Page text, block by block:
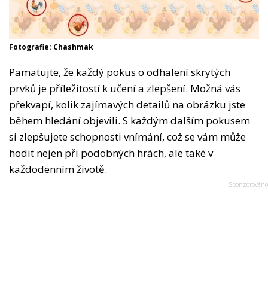
Fotografie: Chashmak
Pamatujte, že každý pokus o odhalení skrytých
prvků je příležitostí k učení a zlepšení. Možná vás
překvapí, kolik zajímavých detailů na obrázku jste
během hledání objevili. S každým dalším pokusem
si zlepšujete schopnosti vnímání, což se vám může
hodit nejen při podobných hrách, ale také v
každodenním životě.